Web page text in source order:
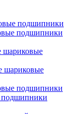
подшипники
подшипники
шариковые
шариковые
подшипники
подшипники